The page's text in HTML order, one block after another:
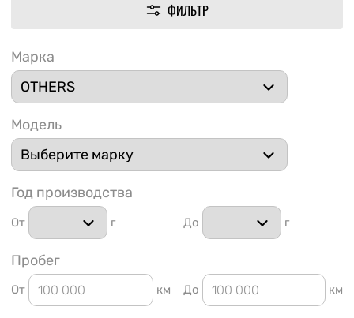
91
ФИЛЬТР
Марка
Модель
Год производства
От г До г
Пробег
От км До км